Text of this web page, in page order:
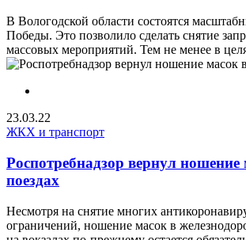
В Вологодской области состоятся
Победы. Это позволило сделать снятие
массовых мероприятий. Тем не менее в
23.03.22
ЖКХ и транспорт
Роспотребнадзор вернул ношение
поездах
Несмотря на снятие многих
ограничений, ношение масок в